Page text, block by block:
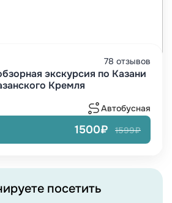
78 отзывов
экскурсия по Казани
Кремля
Автобусная
1500₽ 1599₽
посетить